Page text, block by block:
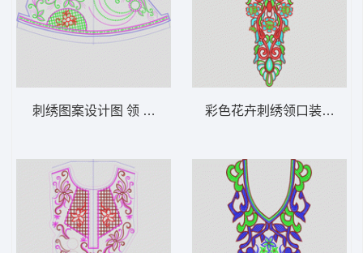
刺绣图案设计图 领 衣边下摆 中东阿拉伯 泰彩色花卉刺绣领口装饰 领